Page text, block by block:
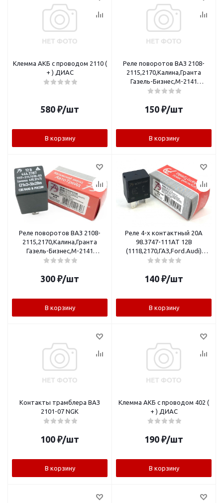
Клемма АКБ с проводом 2110 (
+ ) ДИАС
580 ₽/шт
В корзину
Реле поворотов ВАЗ 2108-
2115,2170,Калина,Гранта
Газель-Бизнес,М-2141
(644.3777) 3-х конт. ЭМИ
150 ₽/шт
В корзину
Реле поворотов ВАЗ 2108-
2115,2170,Калина,Гранта
Газель-Бизнес,М-2141
(444.3787) 3-х
300 ₽/шт
В корзину
Реле 4-х контактный 20А
98.3747-111АТ 12В
(1118,2170,ГАЗ,Ford.Audi)
АвтоТрейд малая
140 ₽/шт
В корзину
Контакты трамблера ВАЗ
2101-07 NGK
100 ₽/шт
В корзину
Клемма АКБ с проводом 402 (
+ ) ДИАС
190 ₽/шт
В корзину